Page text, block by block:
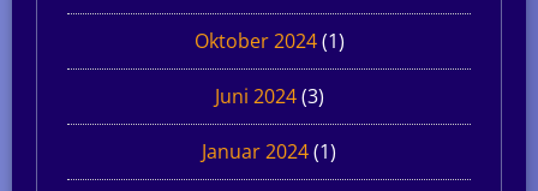
Oktober 2024(1)
Juni 2024(3)
Januar 2024(1)